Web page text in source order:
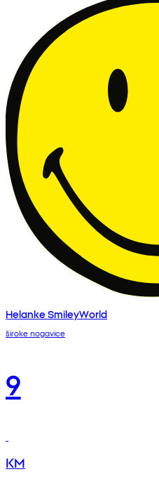
Helanke SmileyWorld
široke nogavice
9
KM